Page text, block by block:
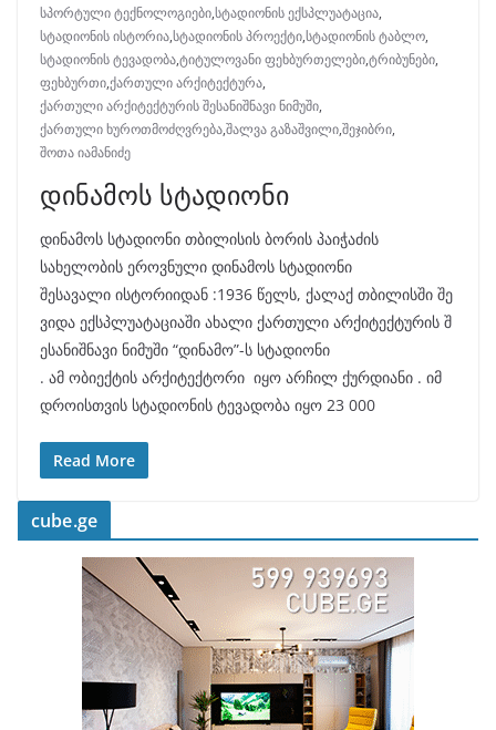
სპორტული ტექნოლოგიები,სტადიონის ექსპლუატაცია,
სტადიონის ისტორია,სტადიონის პროექტი,სტადიონის ტაბლო,
სტადიონის ტევადობა,ტიტულოვანი ფეხბურთელები,ტრიბუნები,
ფეხბურთი,ქართული არქიტექტურა,
ქართული არქიტექტურის შესანიშნავი ნიმუში,
ქართული ხუროთმოძღვრება,შალვა გაზაშვილი,შეჯიბრი,
შოთა იამანიძე
დინამოს სტადიონი
დინამოს სტადიონი თბილისის ბორის პაიჭაძის
სახელობის ეროვნული დინამოს სტადიონი
შესავალი ისტორიიდან :1936 წელს, ქალაქ თბილისში შე
ვიდა ექსპლუატაციაში ახალი ქართული არქიტექტურის შ
ესანიშნავი ნიმუში “დინამო”-ს სტადიონი
. ამ ობიექტის არქიტექტორი იყო არჩილ ქურდიანი . იმ
დროისთვის სტადიონის ტევადობა იყო 23 000
Read More
cube.ge